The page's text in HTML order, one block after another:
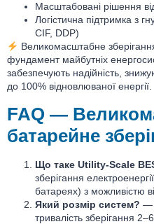
Масштабовані рішення
Логістична підтримка з
CIF, DDP)
Великомасштабне
фундамент майбутніх
забезпечують надійність,
до 100% відновлюваної енергії.
FAQ —
батарейне
Що таке Utility-Scale
зберігання
батареях) з можливістю
Який розмір систем? —
тривалість зберігання